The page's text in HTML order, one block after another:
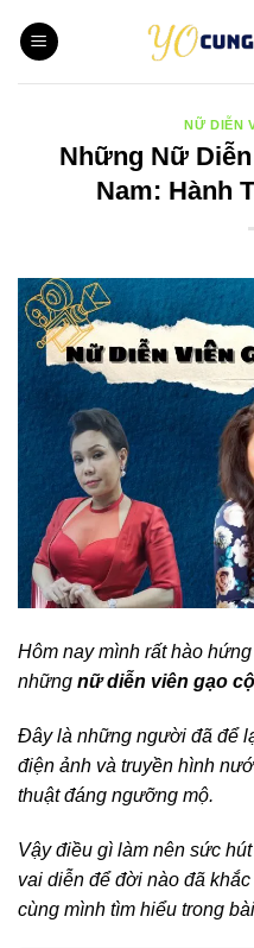
qua
NỮ DIỄN
Những Nữ
Nam: Hành
Hôm nay mình rất hào
những nữ diễn viên gạo
Đây là những người đã để
điện ảnh và truyền hình
thuật đáng ngưỡng mộ.
Vậy điều gì làm nên sức
vai diễn để đời nào đã
cùng mình tìm hiểu trong